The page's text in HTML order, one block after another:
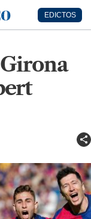
EDICTOS